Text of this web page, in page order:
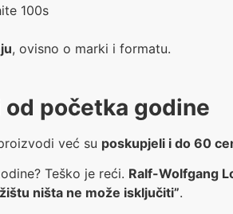
100s
, ovisno o marki i formatu.
početka godine
već su poskupjeli i do 60
Teško je reći. Ralf-Wolfgang
ništa ne može isključiti”.